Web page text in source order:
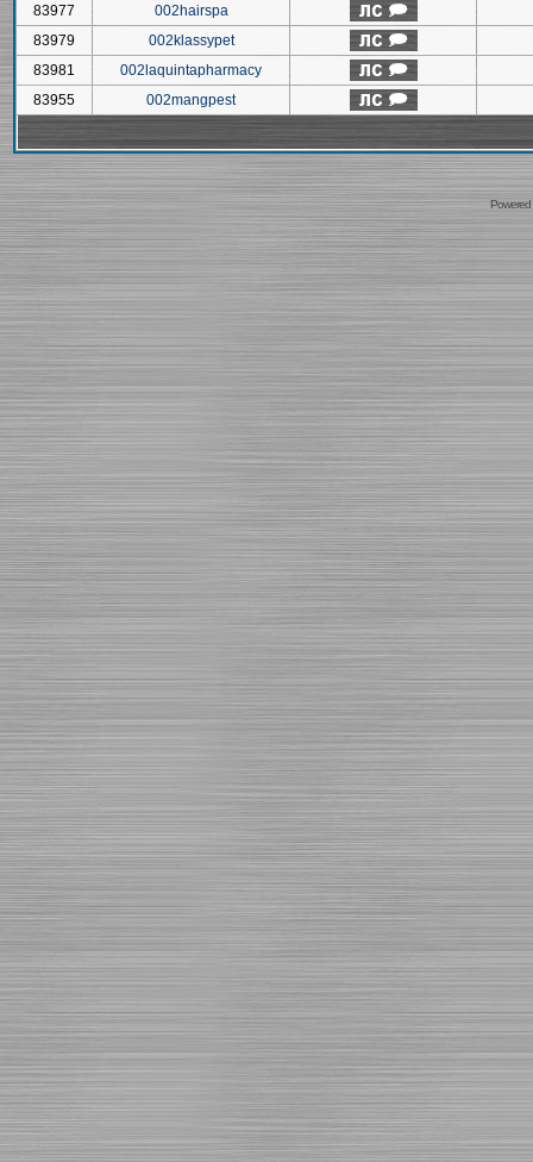
83977
002hairspa
83979
002klassypet
83981
002laquintapharmacy
83955
002mangpest